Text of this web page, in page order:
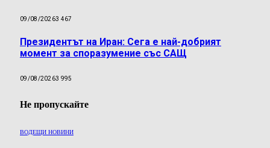
09/08/20263 467
Президентът на Иран: Сега е най-добрият
момент за споразумение със САЩ
09/08/20263 995
Не пропускайте
ВОДЕЩИ НОВИНИ